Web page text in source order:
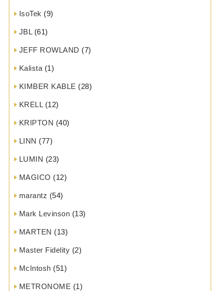
IsoTek (9)
JBL(61)
JEFF ROWLAND (7)
Kalista (1)
KIMBER KABLE (28)
KRELL(12)
KRIPTON (40)
LINN (77)
LUMIN (23)
MAGICO (12)
marantz (54)
Mark Levinson (13)
MARTEN (13)
Master Fidelity (2)
McIntosh (51)
METRONOME (1)